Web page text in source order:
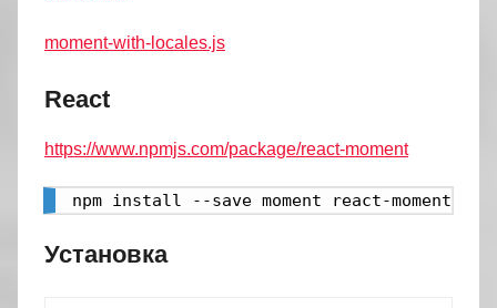
moment-with-locales.js
React
https://www.npmjs.com/package/react-moment
npm install --save moment react-moment
Установка